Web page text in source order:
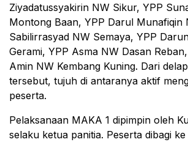
Ziyadatussyakirin NW Sikur, YPP
Montong Baan, YPP Darul Munafiqin
Sabilirrasyad NW Semaya, YPP
Gerami, YPP Asma NW Dasan
Amin NW Kembang Kuning. Dari
tersebut, tujuh di antaranya aktif
peserta.
Pelaksanaan MAKA 1 dipimpin oleh
selaku ketua panitia. Peserta dibagi